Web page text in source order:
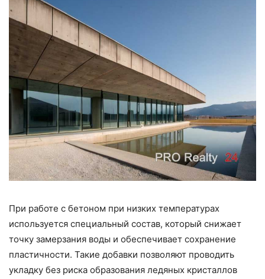
При работе с бетоном при низких температурах
используется специальный состав, который снижает
точку замерзания воды и обеспечивает сохранение
пластичности. Такие добавки позволяют проводить
укладку без риска образования ледяных кристаллов